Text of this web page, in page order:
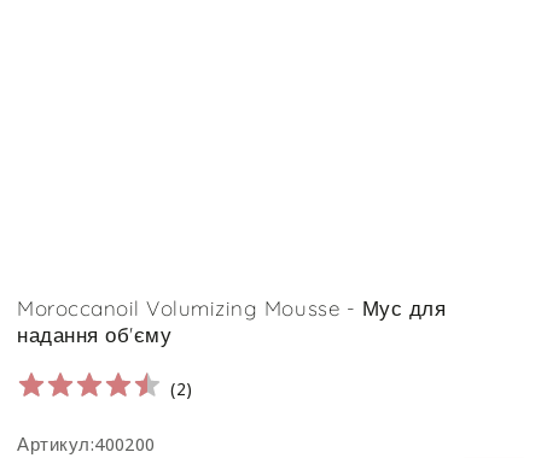
Moroccanoil Volumizing Mousse - Мус для
надання об'єму
(2)
Артикул:400200